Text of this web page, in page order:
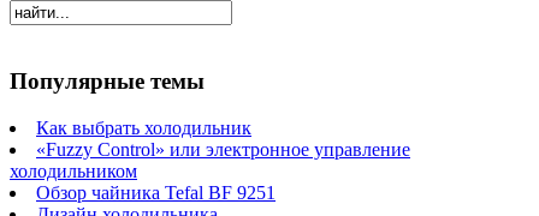
Популярные темы
Как выбрать холодильник
«Fuzzy Control» или электронное управление
холодильником
Обзор чайника Tefal BF 9251